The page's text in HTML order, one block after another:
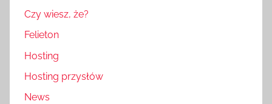
Czy wiesz, że?
Felieton
Hosting
Hosting przysłów
News